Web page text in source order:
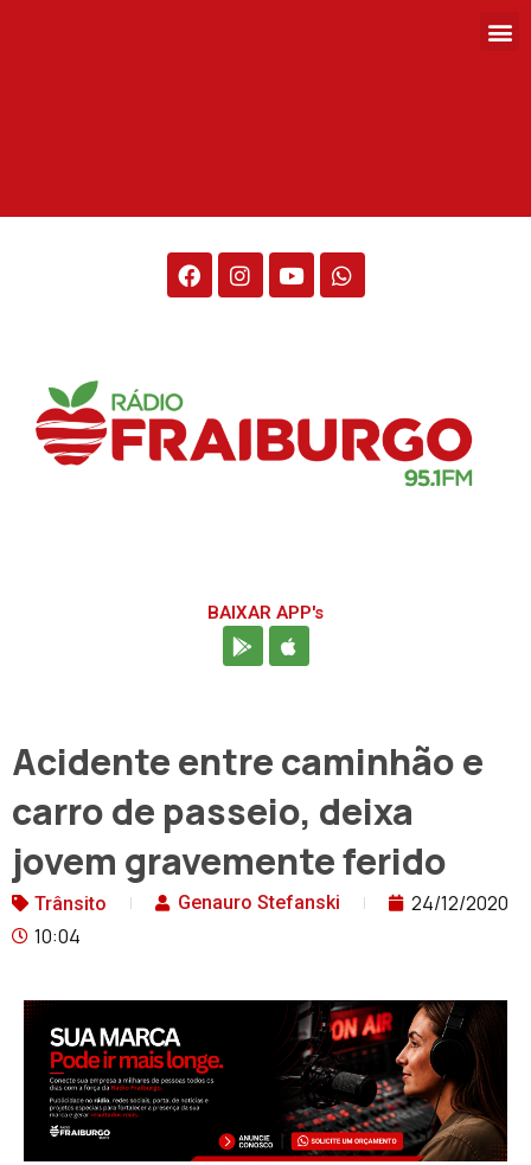
BAIXAR APP's
Acidente entre caminhão e
carro de passeio, deixa
jovem gravemente ferido
Trânsito Genauro Stefanski
24/12/2020
10:04